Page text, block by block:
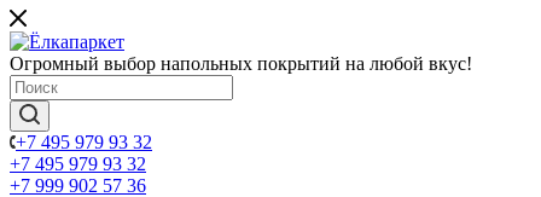
Огромный выбор напольных покрытий на любой вкус!
+7 495 979 93 32
+7 495 979 93 32
+7 999 902 57 36